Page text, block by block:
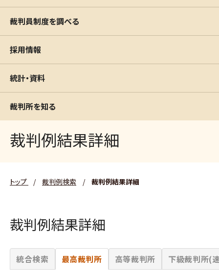
裁判員制度を調べる
採用情報
統計・資料
裁判所を知る
裁判例結果詳細
トップ / 裁判例検索 / 裁判例結果詳細
裁判例結果詳細
統合検索 最高裁判所 高等裁判所 下級裁判所(